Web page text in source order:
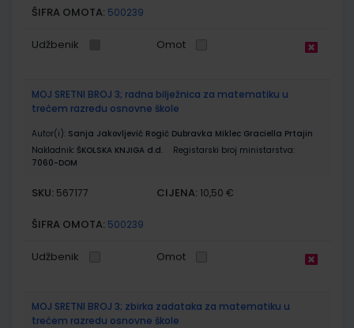
ŠIFRA OMOTA: 500239
Udžbenik Omot
MOJ SRETNI BROJ 3; radna bilježnica za matematiku u
trećem razredu osnovne škole
Autor(i): Sanja Jakovljević Rogić Dubravka Miklec Graciella Prtajin
Nakladnik: ŠKOLSKA KNJIGA d.d.
Registarski broj ministarstva:
7060-DOM
SKU: 567177 CIJENA: 10,50 €
ŠIFRA OMOTA: 500239
Udžbenik Omot
MOJ SRETNI BROJ 3; zbirka zadataka za matematiku u
trećem razredu osnovne škole